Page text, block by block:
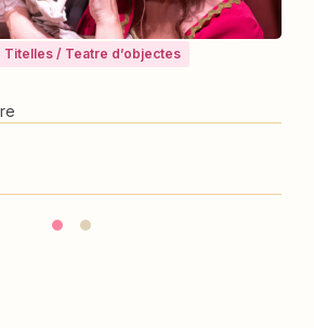
Música Teatre Titelles / Teatre
La Romancera Teatre